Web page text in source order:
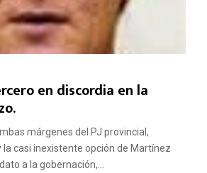
en discordia en la
márgenes del PJ provincial,
la casi inexistente opción de Martínez
a la gobernación,...